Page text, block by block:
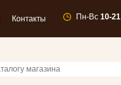
Контакты Пн-Вс 10-21